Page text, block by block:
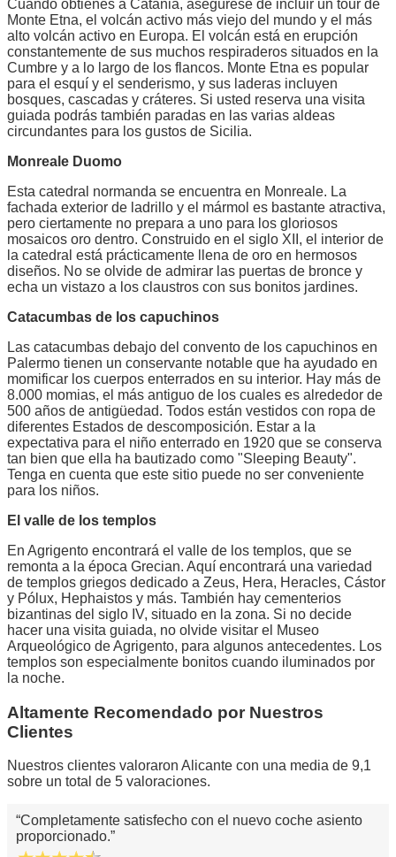
Cuando obtienes a Catania, asegúrese de incluir un tour de
Monte Etna, el volcán activo más viejo del mundo y el más
alto volcán activo en Europa. El volcán está en erupción
constantemente de sus muchos respiraderos situados en la
Cumbre y a lo largo de los flancos. Monte Etna es popular
para el esquí y el senderismo, y sus laderas incluyen
bosques, cascadas y cráteres. Si usted reserva una visita
guiada podrás también paradas en las varias aldeas
circundantes para los gustos de Sicilia.
Monreale Duomo
Esta catedral normanda se encuentra en Monreale. La
fachada exterior de ladrillo y el mármol es bastante atractiva,
pero ciertamente no prepara a uno para los gloriosos
mosaicos oro dentro. Construido en el siglo XII, el interior de
la catedral está prácticamente llena de oro en hermosos
diseños. No se olvide de admirar las puertas de bronce y
echa un vistazo a los claustros con sus bonitos jardines.
Catacumbas de los capuchinos
Las catacumbas debajo del convento de los capuchinos en
Palermo tienen un conservante notable que ha ayudado en
momificar los cuerpos enterrados en su interior. Hay más de
8.000 momias, el más antiguo de los cuales es alrededor de
500 años de antigüedad. Todos están vestidos con ropa de
diferentes Estados de descomposición. Estar a la
expectativa para el niño enterrado en 1920 que se conserva
tan bien que ella ha bautizado como "Sleeping Beauty".
Tenga en cuenta que este sitio puede no ser conveniente
para los niños.
El valle de los templos
En Agrigento encontrará el valle de los templos, que se
remonta a la época Grecian. Aquí encontrará una variedad
de templos griegos dedicado a Zeus, Hera, Heracles, Cástor
y Pólux, Hephaistos y más. También hay cementerios
bizantinas del siglo IV, situado en la zona. Si no decide
hacer una visita guiada, no olvide visitar el Museo
Arqueológico de Agrigento, para algunos antecedentes. Los
templos son especialmente bonitos cuando iluminados por
la noche.
Altamente Recomendado por Nuestros
Clientes
Nuestros clientes valoraron Alicante con una media de 9,1
sobre un total de 5 valoraciones.
Completamente satisfecho con el nuevo coche asiento
proporcionado.